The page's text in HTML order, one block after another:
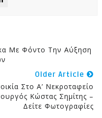
Με Φόντο Την Αύξηση
Older Article
Στο Α’ Νεκροταφείο
Κώστας Σημίτης –
Δείτε Φωτογραφίες